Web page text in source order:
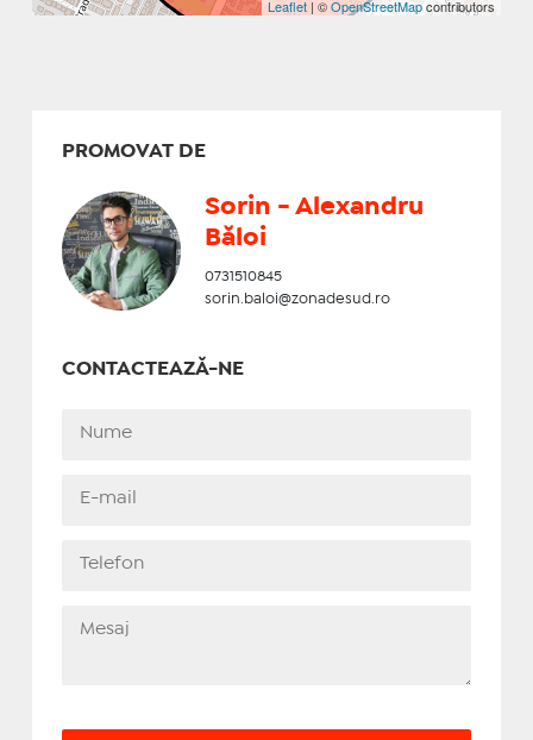
Leaflet | ©OpenStreetMapcontributors
PROMOVAT DE
Sorin - Alexandru
Băloi
0731510845
sorin.baloi@zonadesud.ro
CONTACTEAZĂ-NE